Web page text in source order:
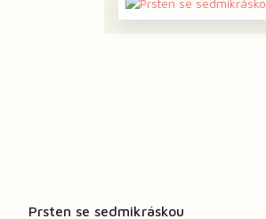
Prsten se sedmikráskou